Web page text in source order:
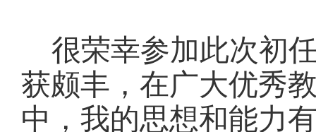
很荣幸参加此次初
获颇丰，在广大优秀
中，我的思想和能力